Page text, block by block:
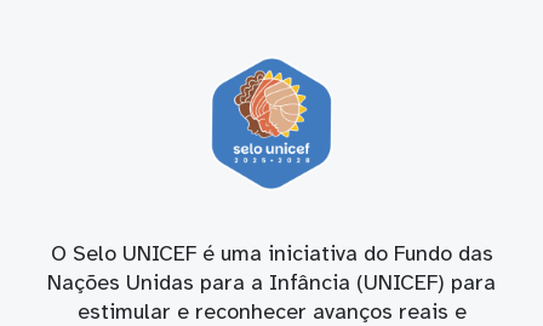
O Selo UNICEF é uma iniciativa do Fundo das
Nações Unidas para a Infância (UNICEF) para
estimular e reconhecer avanços reais e